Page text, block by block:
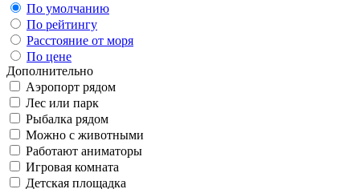
По умолчанию
По рейтингу
Расстояние от моря
По цене
Дополнительно
Аэропорт рядом
Лес или парк
Рыбалка рядом
Можно с животными
Работают аниматоры
Игровая комната
Детская площадка